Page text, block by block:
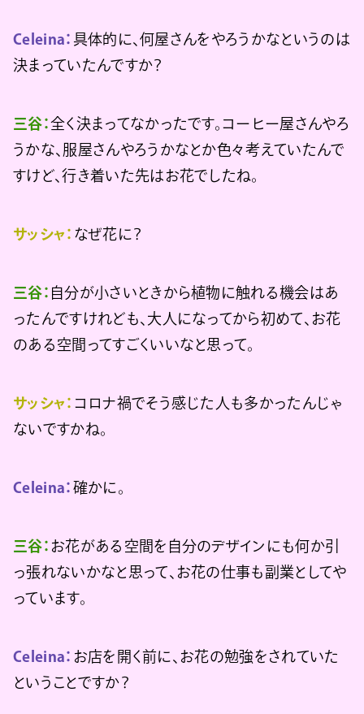
Celeina： 具体的に、何屋さんをやろうかなというのは
決まっていたんですか？
三谷：全く決まってなかったです。コーヒー屋さんやろ
うかな、服屋さんやろうかなとか色々考えていたんで
すけど、行き着いた先はお花でしたね。
サッシャ： なぜ花に？
三谷： 自分が小さいときから植物に触れる機会はあ
ったんですけれども、大人になってから初めて、お花
のある空間ってすごくいいなと思って。
サッシャ： コロナ禍でそう感じた人も多かったんじゃ
ないですかね。
Celeina： 確かに。
三谷： お花がある空間を自分のデザインにも何か引
っ張れないかなと思って、お花の仕事も副業としてや
っています。
Celeina： お店を開く前に、お花の勉強をされていた
ということですか？